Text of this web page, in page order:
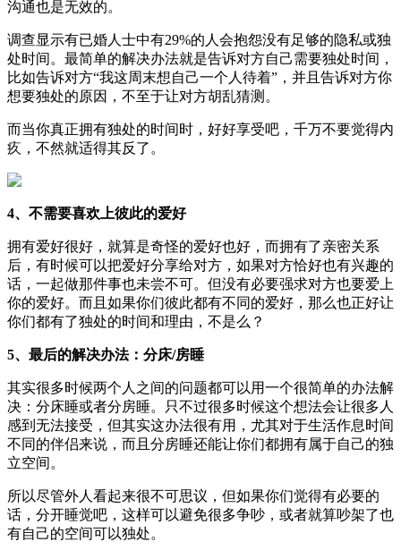
沟通也是无效的。
调查显示有已婚人士中有29%的人会抱怨没有足够的隐私或独
处时间。最简单的解决办法就是告诉对方自己需要独处时间，
比如告诉对方“我这周末想自己一个人待着”，并且告诉对方你
想要独处的原因，不至于让对方胡乱猜测。
而当你真正拥有独处的时间时，好好享受吧，千万不要觉得内
疚，不然就适得其反了。
4、不需要喜欢上彼此的爱好
拥有爱好很好，就算是奇怪的爱好也好，而拥有了亲密关系
后，有时候可以把爱好分享给对方，如果对方恰好也有兴趣的
话，一起做那件事也未尝不可。但没有必要强求对方也要爱上
你的爱好。而且如果你们彼此都有不同的爱好，那么也正好让
你们都有了独处的时间和理由，不是么？
5、最后的解决办法：分床/房睡
其实很多时候两个人之间的问题都可以用一个很简单的办法解
决：分床睡或者分房睡。只不过很多时候这个想法会让很多人
感到无法接受，但其实这办法很有用，尤其对于生活作息时间
不同的伴侣来说，而且分房睡还能让你们都拥有属于自己的独
立空间。
所以尽管外人看起来很不可思议，但如果你们觉得有必要的
话，分开睡觉吧，这样可以避免很多争吵，或者就算吵架了也
有自己的空间可以独处。